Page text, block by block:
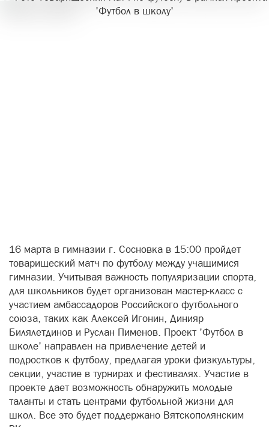
16 марта в гимназии г. Сосновка в 15:00 пройдет
товарищеский матч по футболу между учащимися
гимназии. Учитывая важность популяризации спорта,
для школьников будет организован мастер-класс с
участием амбассадоров Российского футбольного
союза, таких как Алексей Игонин, Динияр
Билялетдинов и Руслан Пименов. Проект 'Футбол в
школе' направлен на привлечение детей и
подростков к футболу, предлагая уроки физкультуры,
секции, участие в турнирах и фестивалях. Участие в
проекте дает возможность обнаружить молодые
таланты и стать центрами футбольной жизни для
школ. Все это будет поддержано Вятскополянским